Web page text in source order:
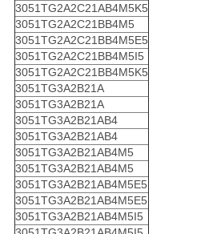
3051TG2A2C21AB4M5K5
3051TG2A2C21BB4M5
3051TG2A2C21BB4M5E5
3051TG2A2C21BB4M5I5
3051TG2A2C21BB4M5K5
3051TG3A2B21A
3051TG3A2B21A
3051TG3A2B21AB4
3051TG3A2B21AB4
3051TG3A2B21AB4M5
3051TG3A2B21AB4M5
3051TG3A2B21AB4M5E5
3051TG3A2B21AB4M5E5
3051TG3A2B21AB4M5I5